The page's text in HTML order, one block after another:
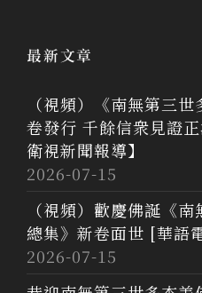
最新文章
（視頻）《南無第三
卷發行 千餘信衆見證
衛視新聞報導】
2026-07-15
（視頻）歡慶佛誕《
總集》新卷面世 [華語
2026-07-15